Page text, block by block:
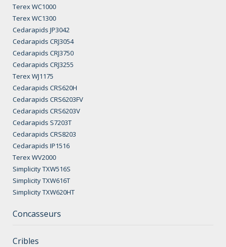
Terex WC1000
Terex WC1300
Cedarapids JP3042
Cedarapids CRJ3054
Cedarapids CRJ3750
Cedarapids CRJ3255
Terex WJ1175
Cedarapids CRS620H
Cedarapids CRS6203FV
Cedarapids CRS6203V
Cedarapids S7203T
Cedarapids CRS8203
Cedarapids IP1516
Terex WV2000
Simplicity TXW516S
Simplicity TXW616T
Simplicity TXW620HT
Concasseurs
Cribles